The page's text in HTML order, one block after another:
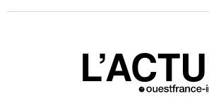
L’ACTU